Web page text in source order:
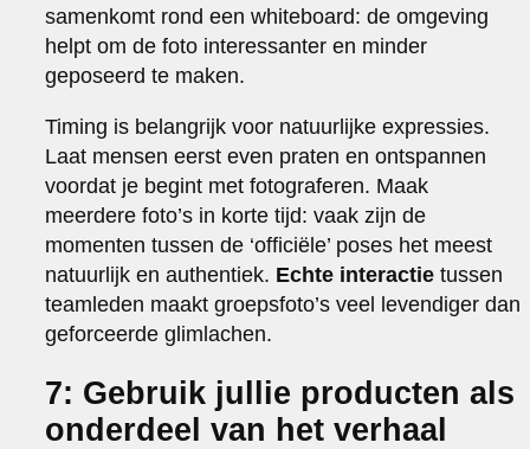
samenkomt rond een whiteboard: de omgeving
helpt om de foto interessanter en minder
geposeerd te maken.
Timing is belangrijk voor natuurlijke expressies.
Laat mensen eerst even praten en ontspannen
voordat je begint met fotograferen. Maak
meerdere foto’s in korte tijd: vaak zijn de
momenten tussen de ‘officiële’ poses het meest
natuurlijk en authentiek. Echte interactie tussen
teamleden maakt groepsfoto’s veel levendiger dan
geforceerde glimlachen.
7: Gebruik jullie producten als
onderdeel van het verhaal